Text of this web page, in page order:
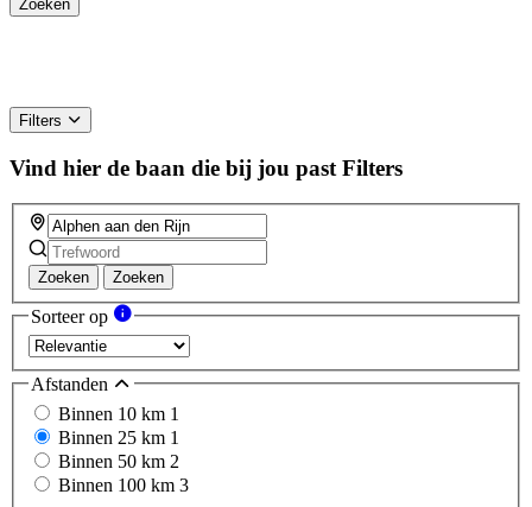
Filters
Vind hier de baan die bij jou past Filters
Zoeken Zoeken
Sorteer op
Afstanden
Binnen 10 km 1
Binnen 25 km 1
Binnen 50 km 2
Binnen 100 km 3